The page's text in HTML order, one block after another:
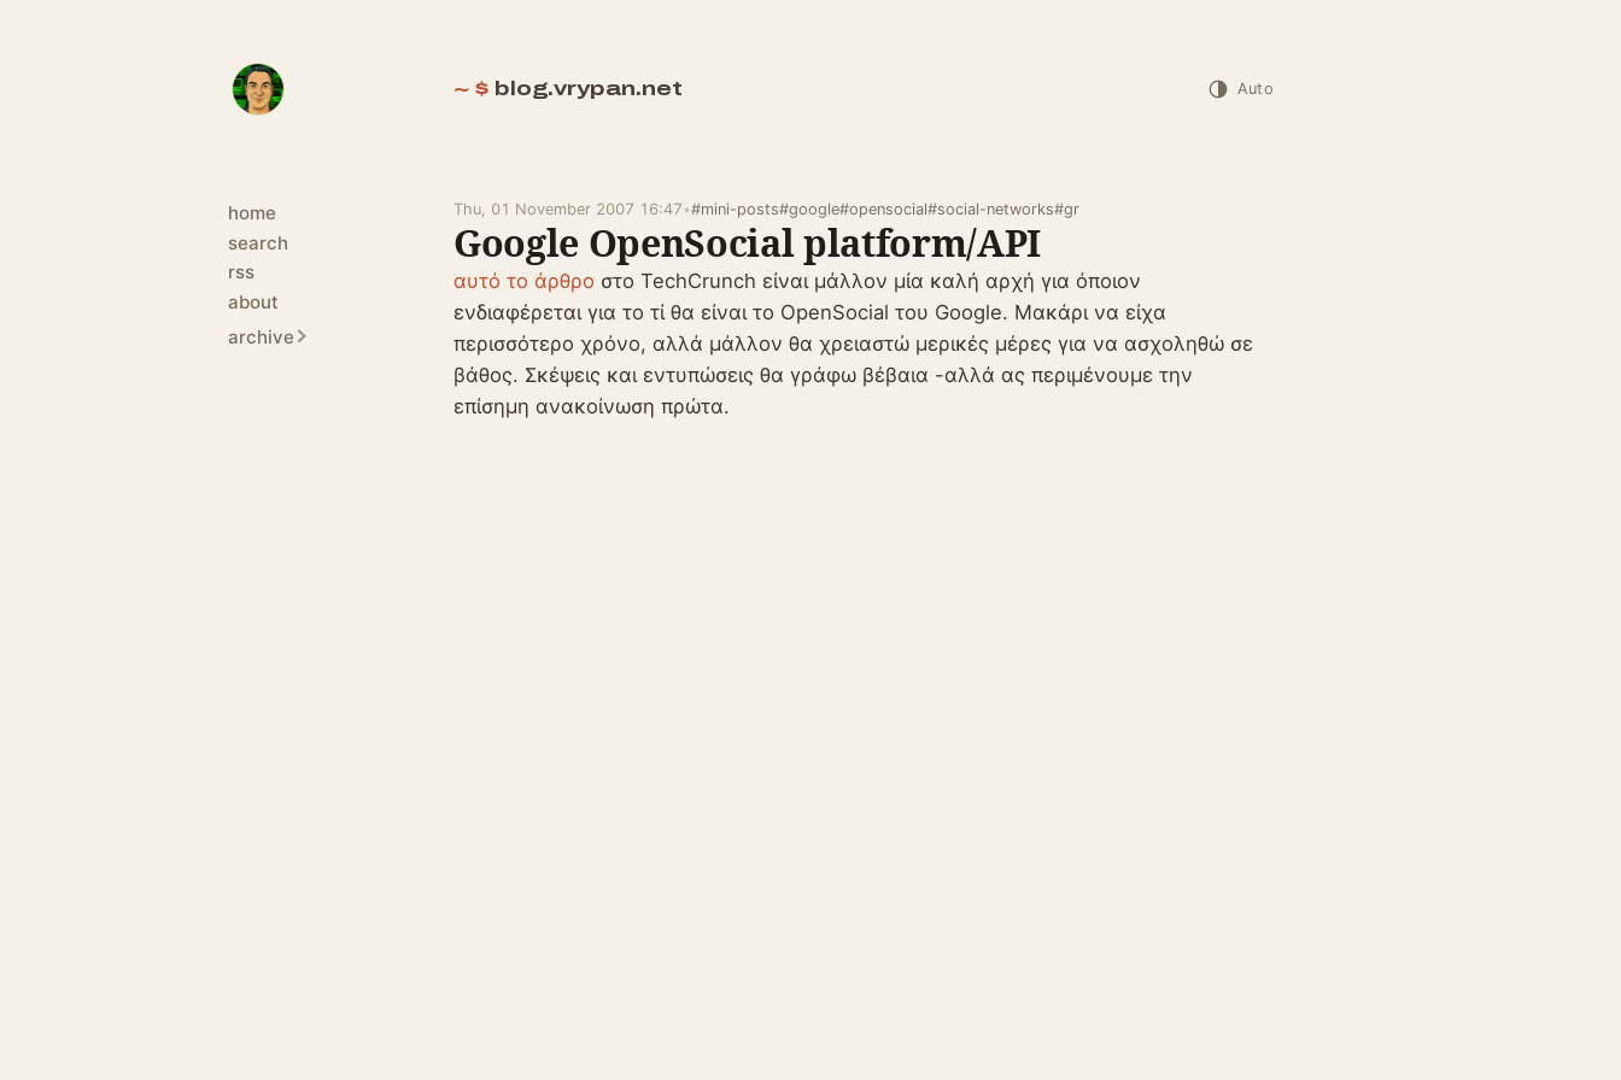
home
search
rss
about
archive
blog.vrypan.net Auto
Thu, 01 November 2007 16:47 •#mini-posts#google#opensocial#social-networks#gr
Google OpenSocial platform/API
αυτό το άρθρο στο TechCrunch είναι μάλλον μία καλή αρχή για όποιον
ενδιαφέρεται για το τί θα είναι το OpenSocial του Google. Μακάρι να είχα
περισσότερο χρόνο, αλλά μάλλον θα χρειαστώ μερικές μέρες για να ασχοληθώ σε
βάθος. Σκέψεις και εντυπώσεις θα γράφω βέβαια -αλλά ας περιμένουμε την
επίσημη ανακοίνωση πρώτα.